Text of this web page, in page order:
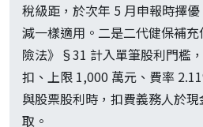
稅級距，於次年 5 月申報時擇
減一樣適用。二是二代健保補
險法》§31 計入單筆股利門檻
扣、上限 1,000 萬元、費率
與股票股利時，扣費義務人於
取。